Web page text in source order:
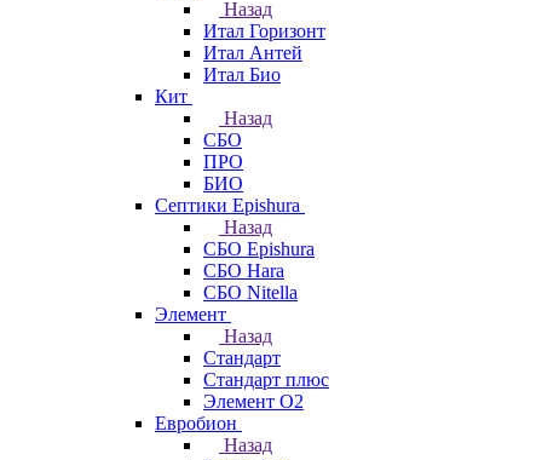
Назад
Итал Горизонт
Итал Антей
Итал Био
Кит
Назад
СБО
ПРО
БИО
Септики Epishura
Назад
СБО Epishura
СБО Hara
СБО Nitella
Элемент
Назад
Стандарт
Стандарт плюс
Элемент О2
Евробион
Назад